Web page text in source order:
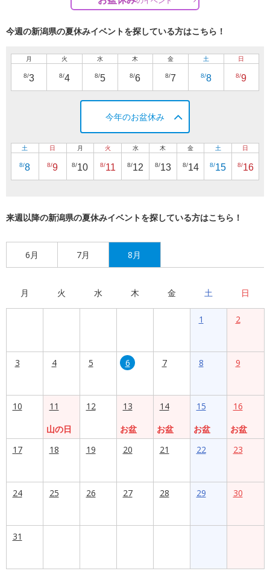
今週の新潟県の夏休みイベントを探している方はこちら！
月
8/3
火
8/4
水
8/5
木
8/6
金
8/7
土
8/8
日
8/9
今年のお盆休み
土
8/8
日
8/9
月
8/10
火
8/11
水
8/12
木
8/13
金
8/14
土
8/15
日
8/16
来週以降の新潟県の夏休みイベントを探している方はこちら！
6月 7月 8月
月 火 水 木 金 土 日
1 2
3 4 5 6 7 8 9
10
11
山の日
12
13
お盆
14
お盆
15
お盆
16
お盆
17
18 19 20 21 22 23
24 25 26 27 28 29 30
31